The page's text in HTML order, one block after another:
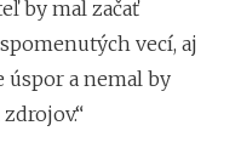
by mal začať
vecí, aj
a nemal by